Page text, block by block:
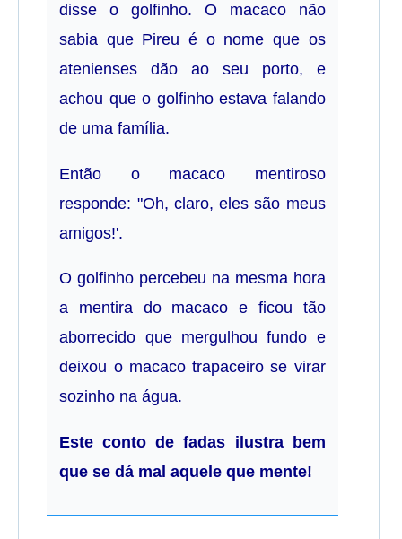
disse o golfinho. O macaco não
sabia que Pireu é o nome que os
atenienses dão ao seu porto, e
achou que o golfinho estava falando
de uma família.
Então o macaco mentiroso
responde: "Oh, claro, eles são meus
amigos!'.
O golfinho percebeu na mesma hora
a mentira do macaco e ficou tão
aborrecido que mergulhou fundo e
deixou o macaco trapaceiro se virar
sozinho na água.
Este conto de fadas ilustra bem
que se dá mal aquele que mente!